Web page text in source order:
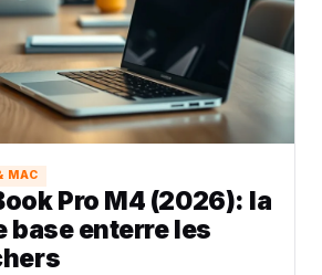
MAC
Pro M4 (2026): la
base enterre les